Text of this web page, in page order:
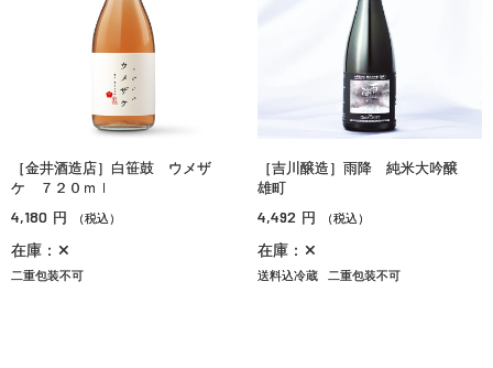
［金井酒造店］白笹鼓 ウメザ
ケ ７２０ｍｌ
4,180 円 （税込）
在庫：✕
二重包装不可
［吉川醸造］雨降 純米大吟醸
雄町
4,492 円 （税込）
在庫：✕
送料込冷蔵 二重包装不可